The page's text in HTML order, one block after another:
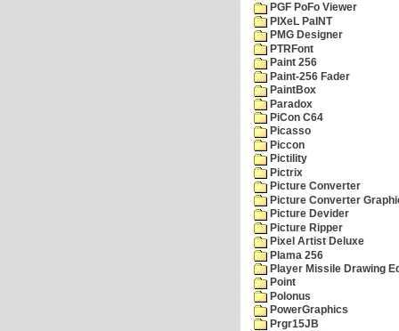
PGF PoFo Viewer
PIXeL PaINT
PMG Designer
PTRFont
Paint 256
Paint-256 Fader
PaintBox
Paradox
PiCon C64
Picasso
Piccon
Pictility
Pictrix
Picture Converter
Picture Converter
Picture Devider
Picture Ripper
Pixel Artist Deluxe
Plama 256
Player Missile Drawing
Point
Polonus
PowerGraphics
Prgr15JB